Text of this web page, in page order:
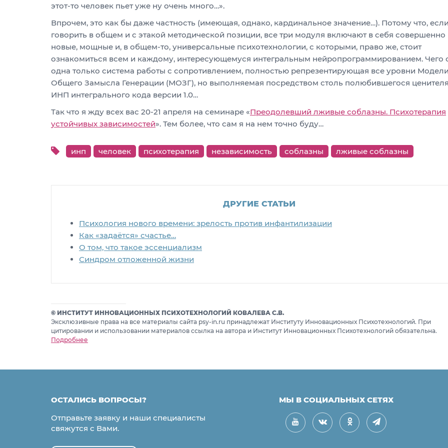
этот-то человек пьет уже ну очень много…».
Впрочем, это как бы даже частность (имеющая, однако, кардинальное значение…). Потому что, если
говорить в общем и с этакой методической позиции, все три модуля включают в себя совершенно
новые, мощные и, в общем-то, универсальные психотехнологии, с которыми, право же, стоит
ознакомиться всем и каждому, интересующемуся интегральным нейропрограммированием. Чего
одна только система работы с сопротивлением, полностью репрезентирующая все уровни Модели
Общего Замысла Генерации (МОЗГ), но выполняемая посредством столь полюбившегося
ИНП интегрального кода версии 1.0…
Так что я жду всех вас 20-21 апреля на семинаре «Преодолевший лживые соблазны. Психотерапия
устойчивых зависимостей». Тем более, что сам я на нем точно буду…
инп человек психотерапия независимость соблазны лживые соблазны
ДРУГИЕ СТАТЬИ
Психология нового времени: зрелость против инфантилизации
Как «задаётся» счастье…
О том, что такое эссенциализм
Синдром отложенной жизни
© ИНСТИТУТ ИННОВАЦИОННЫХ ПСИХОТЕХНОЛОГИЙ КОВАЛЕВА С.В.
Эксклюзивные права на все материалы сайта psy-in.ru принадлежат Институту Инновационных Психотехнологий. При
цитировании и использовании материалов ссылка на автора и Институт Инновационных Психотехнологий обязательна.
Подробнее
ОСТАЛИСЬ ВОПРОСЫ?
Отправьте заявку и наши специалисты
свяжутся с Вами.
МЫ В СОЦИАЛЬНЫХ СЕТЯХ